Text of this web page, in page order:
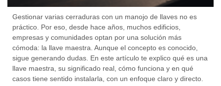
Gestionar varias cerraduras con un manojo de llaves no es
práctico. Por eso, desde hace años, muchos edificios,
empresas y comunidades optan por una solución más
cómoda: la llave maestra . Aunque el concepto es conocido,
sigue generando dudas. En este artículo te explico qué es una
llave maestra, su significado real, cómo funciona y en qué
casos tiene sentido instalarla , con un enfoque claro y directo.